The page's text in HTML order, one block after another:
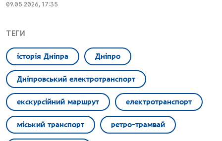
09.05.2026, 17:35
ТЕГИ
історія Дніпра Дніпро
Дніпровський електротранспорт
екскурсійний маршрут електротранспорт
міський транспорт ретро-трамвай